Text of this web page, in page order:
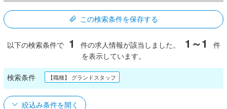
この検索条件を保存する
以下の検索条件で 1 件の求人情報が該当しました。 1～1
件
を表示しています。
検索条件 【職種】 グランドスタッフ
絞込み条件を開く